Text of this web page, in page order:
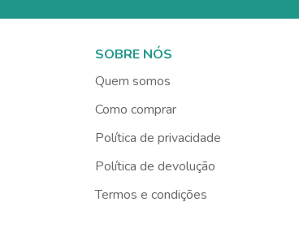
SOBRE NÓS
Quem somos
Como comprar
Política de privacidade
Política de devolução
Termos e condições